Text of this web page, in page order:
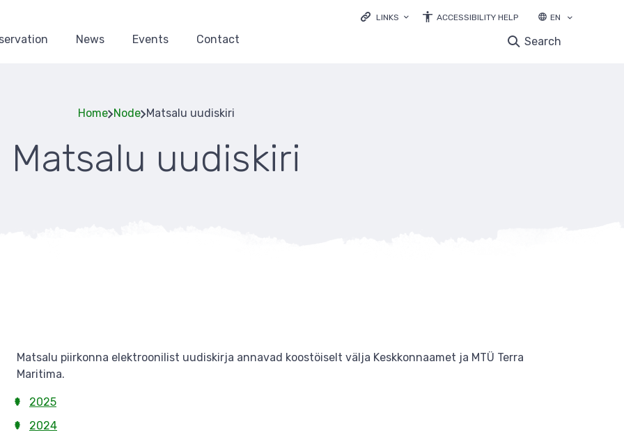
LINKS
ACCESSIBILITY HELP EN
News Events Contact Search
Breadcrumb
Home Node Matsalu uudiskiri
Matsalu uudiskiri
Matsalu piirkonna elektroonilist uudiskirja annavad koostöiselt välja Keskkonnaamet ja MTÜ Terra
Maritima.
2025
2024